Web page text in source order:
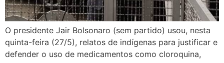
O presidente Jair Bolsonaro (sem partido) usou, nesta
quinta-feira (27/5), relatos de indígenas para justificar e
defender o uso de medicamentos como cloroquina,